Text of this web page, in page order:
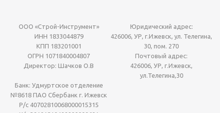
ООО «Строй-Инструмент»
ИНН 1833044879
КПП 183201001
ОГРН 1071840004807
Директор: Шачков О.В
Юридический адрес:
426006, УР, г.Ижевск, ул. Телегина,
30, пом. 270
Почтовый адрес:
426006, УР, г.Ижевск,
ул.Телегина,30
Банк: Удмуртское отделение
№8618 ПАО Сбербанк г. Ижевск
Р/с 40702810068000015315